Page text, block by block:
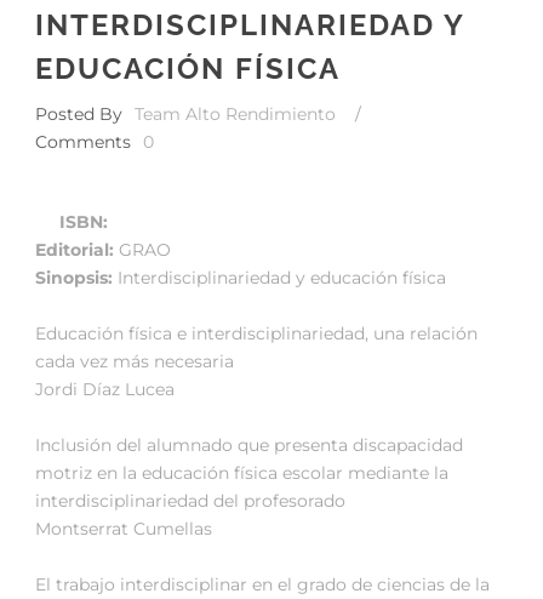
INTERDISCIPLINARIEDAD Y
EDUCACIÓN FÍSICA
Posted By Team Alto Rendimiento
/
Comments
0
ISBN:
Editorial: GRAO
Sinopsis: Interdisciplinariedad y educación física
Educación física e interdisciplinariedad, una relación
cada vez más necesaria
Jordi Díaz Lucea
Inclusión del alumnado que presenta discapacidad
motriz en la educación física escolar mediante la
interdisciplinariedad del profesorado
Montserrat Cumellas
El trabajo interdisciplinar en el grado de ciencias de la